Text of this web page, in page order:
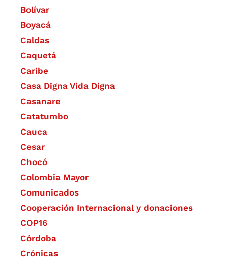
Bolívar
Boyacá
Caldas
Caquetá
Caribe
Casa Digna Vida Digna
Casanare
Catatumbo
Cauca
Cesar
Chocó
Colombia Mayor
Comunicados
Cooperación Internacional y donaciones
COP16
Córdoba
Crónicas